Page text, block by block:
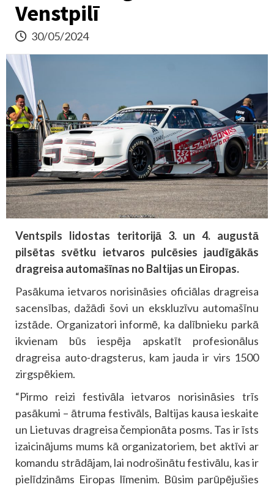
Venstpilī
30/05/2024
Ventspils lidostas teritorijā 3. un 4. augustā
pilsētas svētku ietvaros pulcēsies jaudīgākās
dragreisa automašīnas no Baltijas un Eiropas.
Pasākuma ietvaros norisināsies oficiālas dragreisa
sacensības, dažādi šovi un ekskluzīvu automašīnu
izstāde. Organizatori informē, ka dalībnieku parkā
ikvienam būs iespēja apskatīt profesionālus
dragreisa auto-dragsterus, kam jauda ir virs 1500
zirgspēkiem.
“Pirmo reizi festivāla ietvaros norisināsies trīs
pasākumi – ātruma festivāls, Baltijas kausa ieskaite
un Lietuvas dragreisa čempionāta posms. Tas ir īsts
izaicinājums mums kā organizatoriem, bet aktīvi ar
komandu strādājam, lai nodrošinātu festivālu, kas ir
pielīdzināms Eiropas līmenim. Būsim parūpējušies